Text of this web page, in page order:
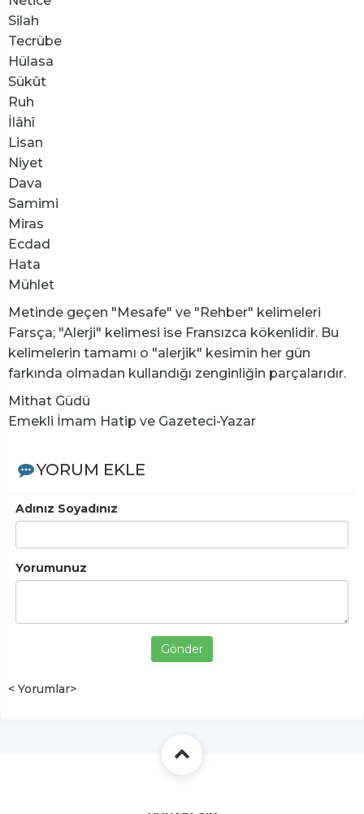
Silah
Tecrübe
Hülasa
Sükût
Ruh
İlâhî
Lisan
Niyet
Dava
Samimi
Miras
Ecdad
Hata
Mühlet
Metinde geçen "Mesafe" ve "Rehber" kelimeleri
Farsça; "Alerji" kelimesi ise Fransızca kökenlidir. Bu
kelimelerin tamamı o "alerjik" kesimin her gün
farkında olmadan kullandığı zenginliğin parçalarıdır.
Mithat Güdü
Emekli İmam Hatip ve Gazeteci-Yazar
YORUM EKLE
Adınız Soyadınız
Yorumunuz
Gönder
< Yorumlar>